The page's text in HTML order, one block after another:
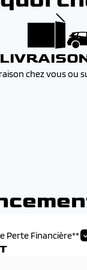
chez vous ou
Perte Financière**